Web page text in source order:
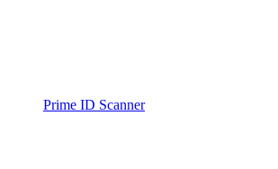
Prime ID Scanner